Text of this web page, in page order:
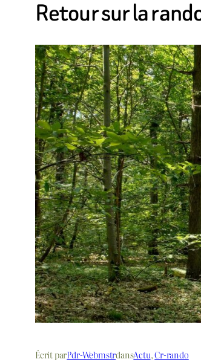
Retour sur la
Écrit parPdr-WebmstrdansActu, Cr-rando